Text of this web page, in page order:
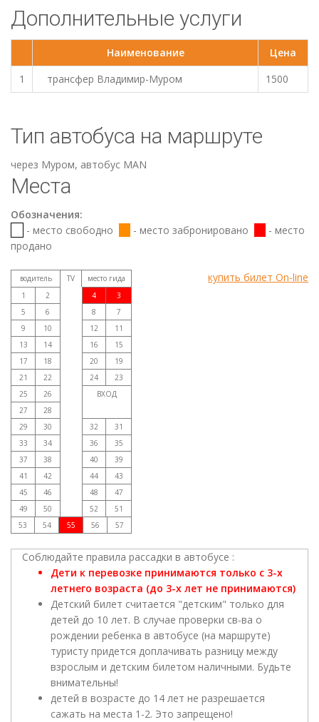
Дополнительные услуги
Наименование
Цена
1
трансфер Владимир-Муром 1500
Тип автобуса на маршруте
через Муром, автобус МАN
Места
Обозначения:
- место свободно
- место забронировано
- место
продано
купить билет On-line
водитель TV
место гида
1
2
5
6
9
10
13
14
17
18
21
22
25
26
27
28
29
30
33
34
37
38
41
42
45
46
49
50
4
3
8
7
12
11
16
15
20
19
24
23
ВХОД
32
31
36
35
40
39
44
43
48
47
52
51
53
54 55 56 57
Соблюдайте правила рассадки в автобусе :
Дети к перевозке принимаются только с 3-х
летнего возраста (до 3-х лет не принимаются)
Детский билет считается "детским" только для
детей до 10 лет. В случае проверки св-ва о
рождении ребенка в автобусе (на маршруте)
туристу придется доплачивать разницу между
взрослым и детским билетом наличными. Будьте
внимательны!
детей в возрасте до 14 лет не разрешается
сажать на места 1-2. Это запрещено!